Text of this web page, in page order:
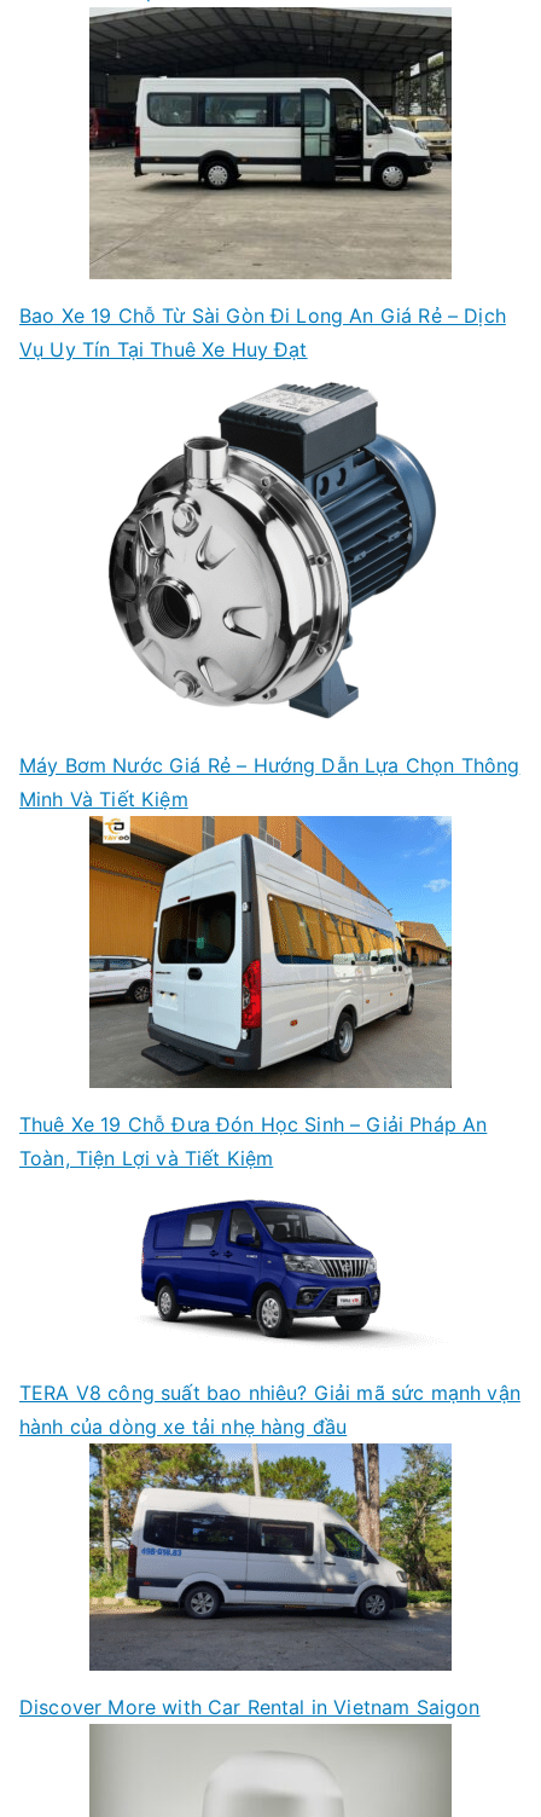
Bao Xe 19 Chỗ Từ Sài Gòn Đi Long An Giá Rẻ – Dịch
Vụ Uy Tín Tại Thuê Xe Huy Đạt
Máy Bơm Nước Giá Rẻ – Hướng Dẫn Lựa Chọn Thông
Minh Và Tiết Kiệm
Thuê Xe 19 Chỗ Đưa Đón Học Sinh – Giải Pháp An
Toàn, Tiện Lợi và Tiết Kiệm
TERA V8 công suất bao nhiêu? Giải mã sức mạnh vận
hành của dòng xe tải nhẹ hàng đầu
Discover More with Car Rental in Vietnam Saigon